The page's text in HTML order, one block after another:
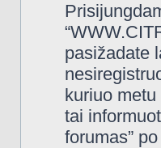
pasižadate
kuriuo
tai
forumas”